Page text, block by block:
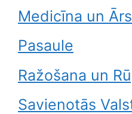
Medicīna un
Pasaule
Ražošana un
Savienotās